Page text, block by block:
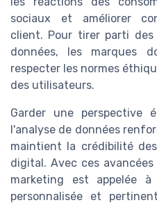
sociaux et améliorer
client. Pour tirer parti
données, les marques
respecter les normes
des utilisateurs.
Garder une perspective
l'analyse de données
maintient la crédibilité
digital. Avec ces
marketing est appelée
personnalisée et